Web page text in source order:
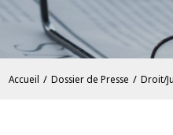
Accueil / Dossier de Presse / Droit/